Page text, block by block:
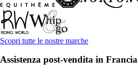
Scopri tutte le nostre marche
Assistenza post-vendita in Francia